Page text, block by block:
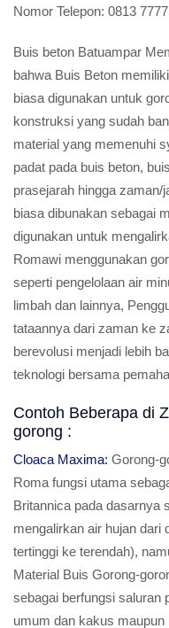
Nomor Telepon: 0813
Buis beton Batuampar
bahwa Buis Beton
biasa digunakan untuk
konstruksi yang sudah
material yang memenuhi
padat pada buis beton,
prasejarah hingga
biasa dibunakan sebagai
digunakan untuk
Romawi menggunakan
seperti pengelolaan air
limbah dan lainnya,
tataannya dari zaman ke
berevolusi menjadi lebih
teknologi bersama
Contoh Beberapa di
gorong :
Cloaca Maxima: Gorong-
Roma fungsi utama
Britannica pada dasarnya
mengalirkan air hujan dari
tertinggi ke terendah),
Material Buis Gorong-
sebagai berfungsi saluran
umum dan kakus